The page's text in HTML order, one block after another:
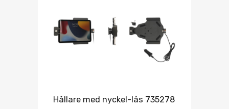
Hållare med nyckel-lås 735278